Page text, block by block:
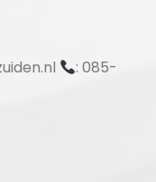
: 085-